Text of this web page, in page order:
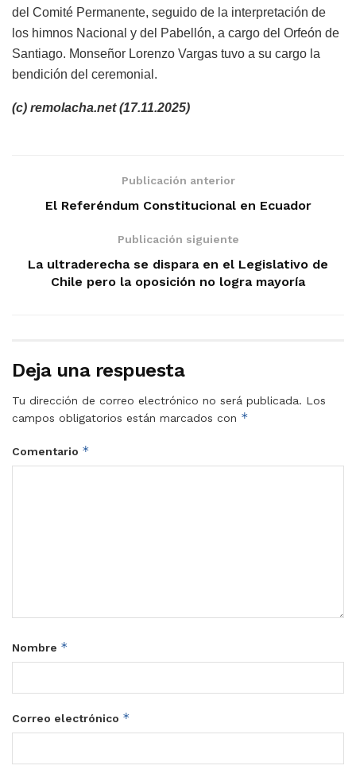
del Comité Permanente, seguido de la interpretación de
los himnos Nacional y del Pabellón, a cargo del Orfeón de
Santiago. Monseñor Lorenzo Vargas tuvo a su cargo la
bendición del ceremonial.
(c) remolacha.net (17.11.2025)
Publicación anterior
El Referéndum Constitucional en Ecuador
Publicación siguiente
La ultraderecha se dispara en el Legislativo de
Chile pero la oposición no logra mayoría
Deja una respuesta
Tu dirección de correo electrónico no será publicada. Los
campos obligatorios están marcados con *
Comentario *
Nombre *
Correo electrónico *